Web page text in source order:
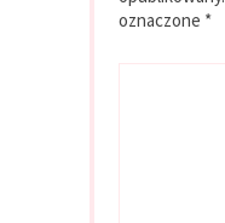
oznaczone *